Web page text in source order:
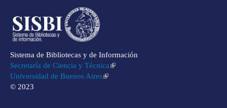
Sistema de Bibliotecas y de Información
Secretaría de Ciencia y Técnica
Universidad de Buenos Aires
© 2023